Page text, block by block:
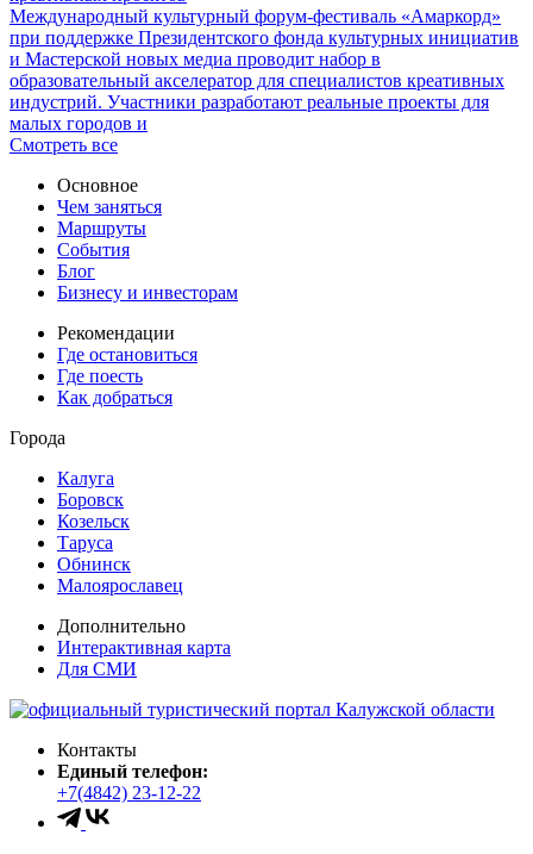
Международный культурный форум-фестиваль «Амаркорд»
при поддержке Президентского фонда культурных инициатив
и Мастерской новых медиа проводит набор в
образовательный акселератор для специалистов креативных
индустрий. Участники разработают реальные проекты для
малых городов и
Смотреть все
Основное
Чем заняться
Маршруты
События
Блог
Бизнесу и инвесторам
Рекомендации
Где остановиться
Где поесть
Как добраться
Города
Калуга
Боровск
Козельск
Таруса
Обнинск
Малоярославец
Дополнительно
Интерактивная карта
Для СМИ
Контакты
Единый телефон:
+7(4842) 23-12-22